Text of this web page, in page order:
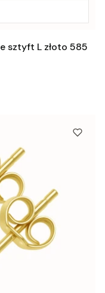
sztyft L złoto 585